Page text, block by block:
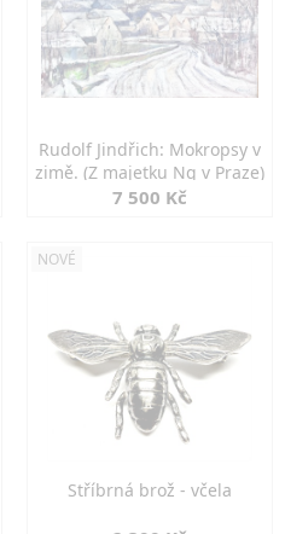
Rudolf Jindřich: Mokropsy v
zimě. (Z majetku Ng v Praze)
7 500 Kč
NOVÉ
Stříbrná brož - včela